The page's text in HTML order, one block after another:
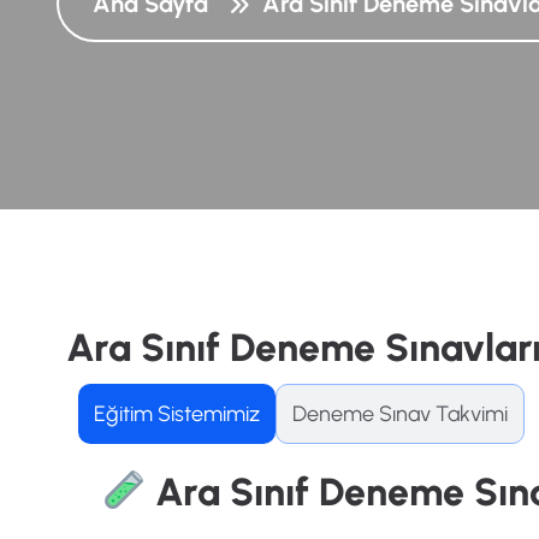
Ara Sınıf Deneme Sınavları
Eğitim Sistemimiz Deneme Sınav Takvimi
Ara Sınıf Deneme